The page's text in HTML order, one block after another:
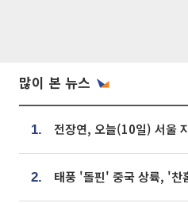
많이 본 뉴스
1.
2.